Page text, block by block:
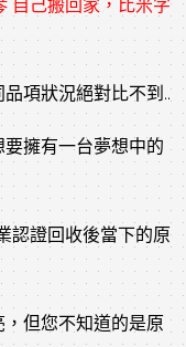
自己搬回家，比米字
項狀況絕對比不到..
擁有一台夢想中的
認證回收後當下的原
但您不知道的是原